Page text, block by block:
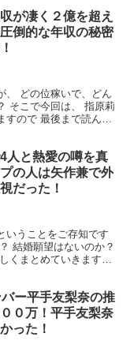
が凄く２億を超え
倒的な年収の秘密
、 どの位稼いで、どん
そこで今回は、 指原莉
すので 最後まで読んで
人と熱愛の噂を真
の人は矢作兼で外
だった！
いうことをご存知です
結婚願望はないのか？
くまとめていきます！
ー平手友梨奈の推
０万！平手友梨奈
った！